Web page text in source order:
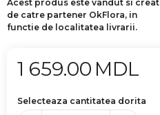
Acest produs este vandut si creat
de catre partener OkFlora, in
functie de localitatea livrarii.
1 659.00 MDL
Selecteaza cantitatea dorita